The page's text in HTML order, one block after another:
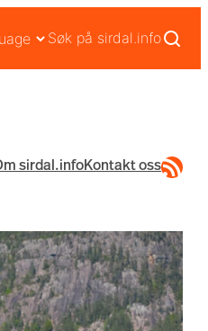
Søk på sirdal.info
sirdal.infoKontakt ossRSS-